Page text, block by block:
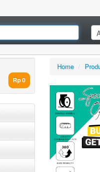
Rp 0
Home /